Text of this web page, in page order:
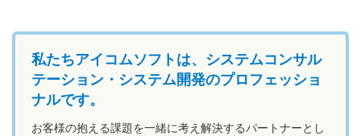
私たちアイコムソフトは、システムコンサル
テーション・システム開発のプロフェッショ
ナルです。
お客様の抱える課題を一緒に考え解決するパートナーとし